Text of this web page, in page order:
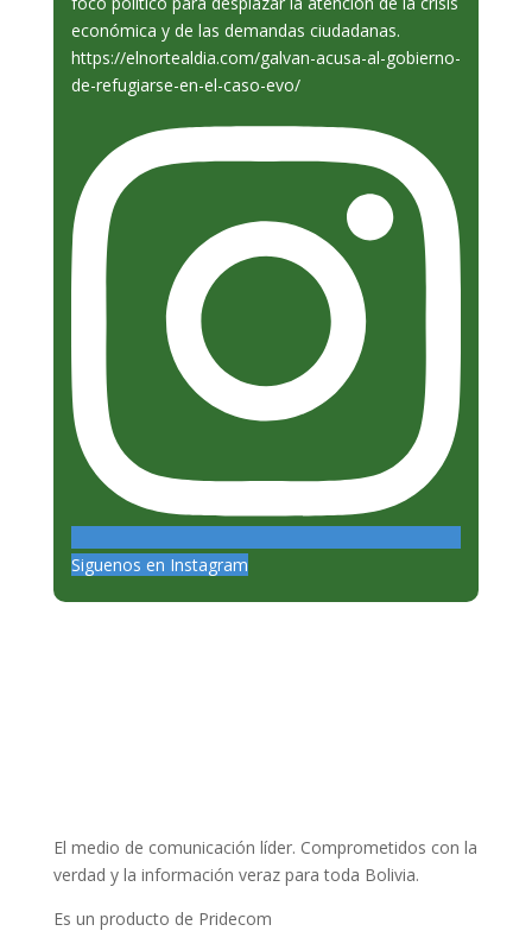
Siguenos en Instagram
El medio de comunicación líder. Comprometidos con la
verdad y la información veraz para toda Bolivia.
Es un producto de Pridecom